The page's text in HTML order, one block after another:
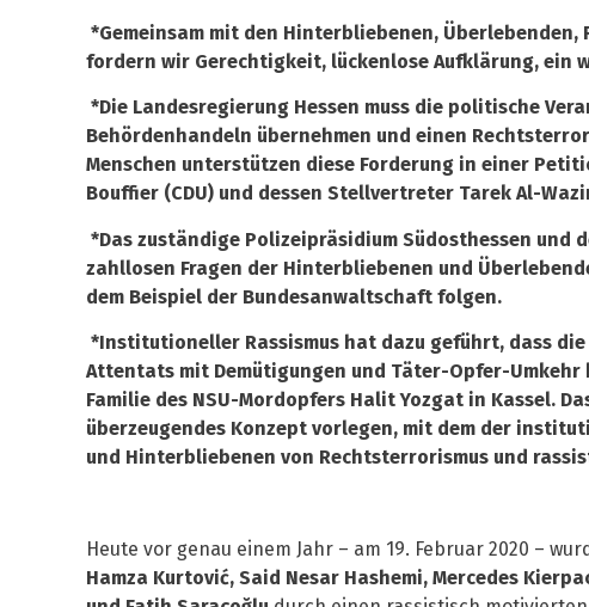
*Gemeinsam mit den Hinterbliebenen,
fordern wir Gerechtigkeit, lückenlose Aufklärung, ein
*Die Landesregierung Hessen muss die politische
Behördenhandeln übernehmen und einen
Menschen unterstützen diese Forderung in einer
Bouffier (CDU) und dessen Stellvertreter Tarek Al-
*Das zuständige Polizeipräsidium Südosthessen und
zahllosen Fragen der Hinterbliebenen und
dem Beispiel der Bundesanwaltschaft folgen.
*Institutioneller Rassismus hat dazu geführt, dass
Attentats mit Demütigungen und Täter-Opfer-
Familie des NSU-Mordopfers Halit Yozgat in Kassel.
überzeugendes Konzept vorlegen, mit dem der
und Hinterbliebenen von Rechtsterrorismus und
Heute vor genau einem Jahr – am 19. Februar 2020 –
Hamza Kurtović, Said Nesar Hashemi, Mercedes